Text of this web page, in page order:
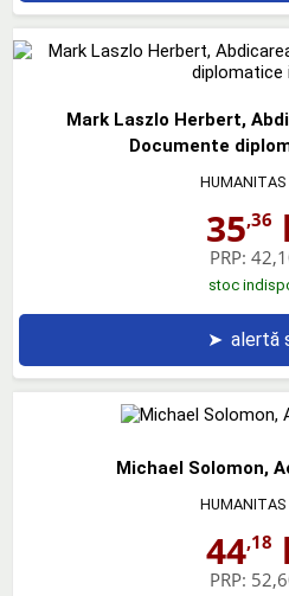
Mark Laszlo Herbert,
Documente
HUMANITAS
35,36
PRP:
stoc
➤ alertă
Michael Solomon,
HUMANITAS
44,18
PRP: